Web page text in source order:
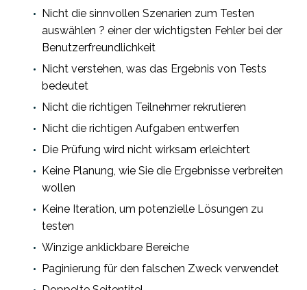
Nicht die sinnvollen Szenarien zum Testen
auswählen ? einer der wichtigsten Fehler bei der
Benutzerfreundlichkeit
Nicht verstehen, was das Ergebnis von Tests
bedeutet
Nicht die richtigen Teilnehmer rekrutieren
Nicht die richtigen Aufgaben entwerfen
Die Prüfung wird nicht wirksam erleichtert
Keine Planung, wie Sie die Ergebnisse verbreiten
wollen
Keine Iteration, um potenzielle Lösungen zu
testen
Winzige anklickbare Bereiche
Paginierung für den falschen Zweck verwendet